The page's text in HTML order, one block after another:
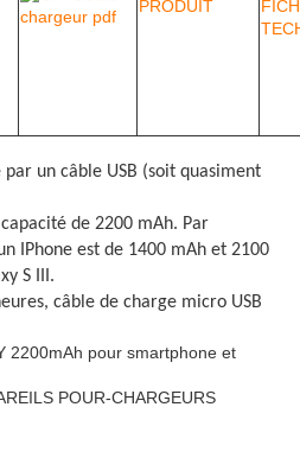
un câble USB (soit quasiment
de 2200 mAh. Par
IPhone est de 1400 mAh et 2100
S III.
câble de charge micro USB